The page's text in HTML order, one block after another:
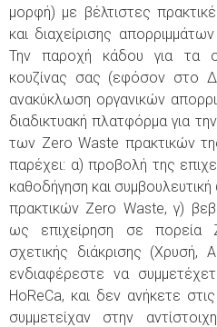
μορφή) με βέλτιστες
και διαχείρισης
Την παροχή κάδου για τα
κουζίνας σας (εφόσον στο
ανακύκλωση οργανικών
διαδικτυακή πλατφόρμα για
των Zero Waste πρακτικών
παρέχει: α) προβολή της
καθοδήγηση και
πρακτικών Zero Waste, γ)
ως επιχείρηση σε πορεία
σχετικής διάκρισης (Χρυσή,
ενδιαφέρεστε να
HoReCa, και δεν ανήκετε
συμμετείχαν στην